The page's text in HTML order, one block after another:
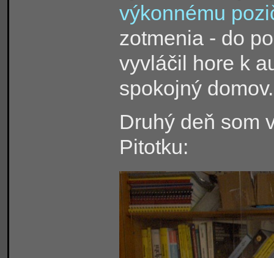
výkonnému
zotmenia - do
vyvláčil hore k
spokojný domov.
Druhý deň som
Pitotku: